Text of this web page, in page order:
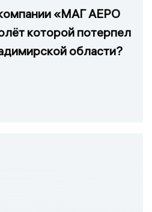
«МАГ АЕРО
которой потерпел
области?